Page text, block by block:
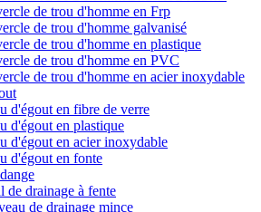
de trou d'homme en Frp
de trou d'homme galvanisé
de trou d'homme en plastique
de trou d'homme en PVC
de trou d'homme en acier inoxydable
d'égout en fibre de verre
d'égout en plastique
d'égout en acier inoxydable
d'égout en fonte
de drainage à fente
de drainage mince